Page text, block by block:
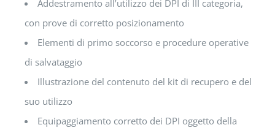
Addestramento all’utilizzo dei DPI di III categoria,
con prove di corretto posizionamento
Elementi di primo soccorso e procedure operative
di salvataggio
Illustrazione del contenuto del kit di recupero e del
suo utilizzo
Equipaggiamento corretto dei DPI oggetto della